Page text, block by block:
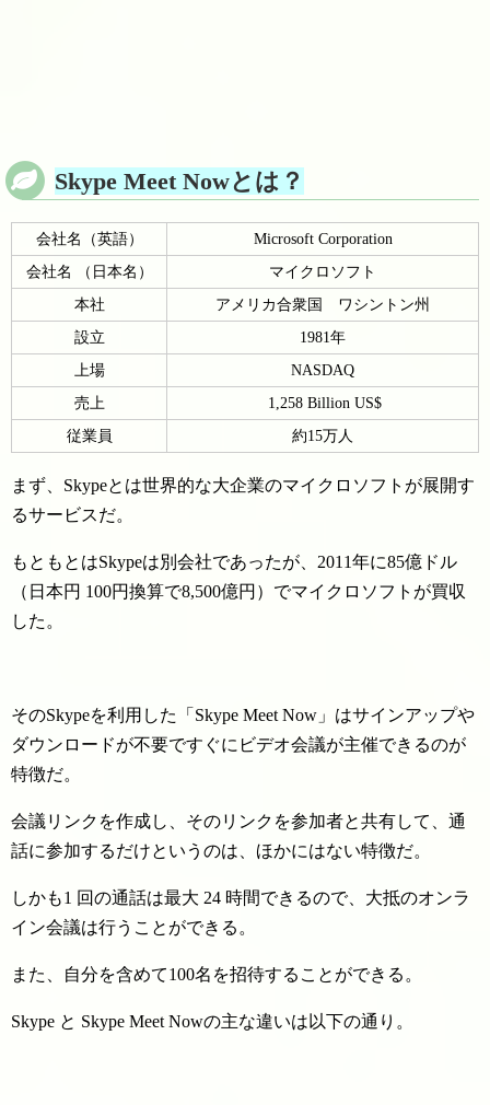
Skype Meet Nowとは？
会社名（英語）
Microsoft Corporation
会社名 （日本名）
マイクロソフト
本社
アメリカ合衆国 ワシントン州
設立
1981年
上場
NASDAQ
売上
1,258 Billion US$
従業員
約15万人
まず、Skypeとは世界的な大企業のマイクロソフトが展開す
るサービスだ。
もともとはSkypeは別会社であったが、2011年に85億ドル
（日本円 100円換算で8,500億円）でマイクロソフトが買収
した。
そのSkypeを利用した「Skype Meet Now」はサインアップや
ダウンロードが不要ですぐにビデオ会議が主催できるのが
特徴だ。
会議リンクを作成し、そのリンクを参加者と共有して、通
話に参加するだけというのは、ほかにはない特徴だ。
しかも1 回の通話は最大 24 時間できるので、大抵のオンラ
イン会議は行うことができる。
また、自分を含めて100名を招待することができる。
Skype と Skype Meet Nowの主な違いは以下の通り。